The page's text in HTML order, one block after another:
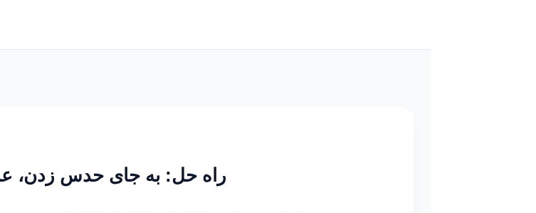
راه حل: به جای حدس زدن،